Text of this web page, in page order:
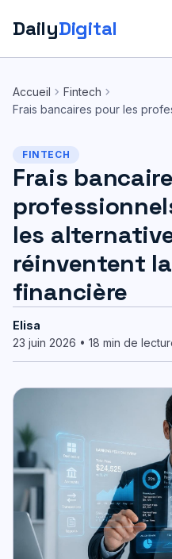
DailyDigital
contenu
Accueil chevron_right Fintech chevron_right
Frais bancaires pour les
FINTECH
Frais
les
réinventent
financière
Elisa
23 juin 2026 • 18 min de